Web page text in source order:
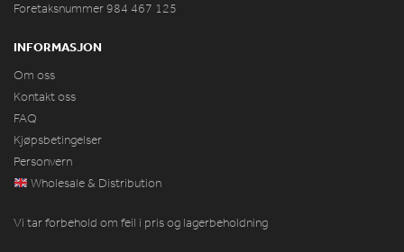
Foretaksnummer 984 467 125
INFORMASJON
Om oss
Kontakt oss
FAQ
Kjøpsbetingelser
Personvern
Wholesale & Distribution
Vi tar forbehold om feil i pris og lagerbeholdning